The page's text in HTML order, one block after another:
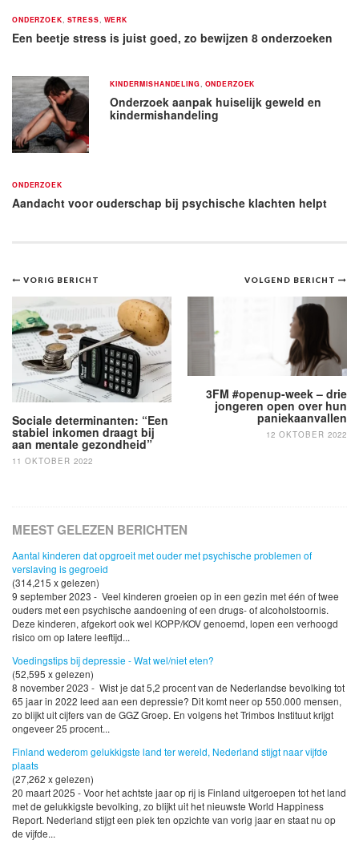
ONDERZOEK STRESS WERK
Een beetje stress is juist goed, zo bewijzen 8 onderzoeken
KINDERMISHANDELING ONDERZOEK
Onderzoek aanpak huiselijk geweld en
kindermishandeling
ONDERZOEK
Aandacht voor ouderschap bij psychische klachten helpt
Bericht
navigatie
VOLGEND BERICHT
3FM #openup-week – drie
jongeren open over hun
paniekaanvallen
12 OKTOBER 2022
VORIG BERICHT
Sociale determinanten: “Een
stabiel inkomen draagt bij
aan mentale gezondheid”
11 OKTOBER 2022
MEEST GELEZEN BERICHTEN
Aantal kinderen dat opgroeit met ouder met psychische problemen of
verslaving is gegroeid
(314,215 x gelezen)
9 september 2023 - Veel kinderen groeien op in een gezin met één of twee
ouders met een psychische aandoening of een drugs- of alcoholstoornis.
Deze kinderen, afgekort ook wel KOPP/KOV genoemd, lopen een verhoogd
risico om op latere leeftijd...
Voedingstips bij depressie - Wat wel/niet eten?
(52,595 x gelezen)
8 november 2023 - Wist je dat 5,2 procent van de Nederlandse bevolking tot
65 jaar in 2022 leed aan een depressie? Dit komt neer op 550.000 mensen,
zo blijkt uit cijfers van de GGZ Groep. En volgens het Trimbos Instituut krijgt
ongeveer 25 procent...
Finland wederom gelukkigste land ter wereld, Nederland stijgt naar vijfde
plaats
(27,262 x gelezen)
20 maart 2025 - Voor het achtste jaar op rij is Finland uitgeroepen tot het land
met de gelukkigste bevolking, zo blijkt uit het nieuwste World Happiness
Report. Nederland stijgt een plek ten opzichte van vorig jaar en staat nu op
de vijfde...